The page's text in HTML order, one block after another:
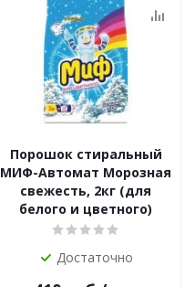
Порошок стиральный
МИФ-Автомат Морозная
свежесть, 2кг (для
белого и цветного)
Достаточно